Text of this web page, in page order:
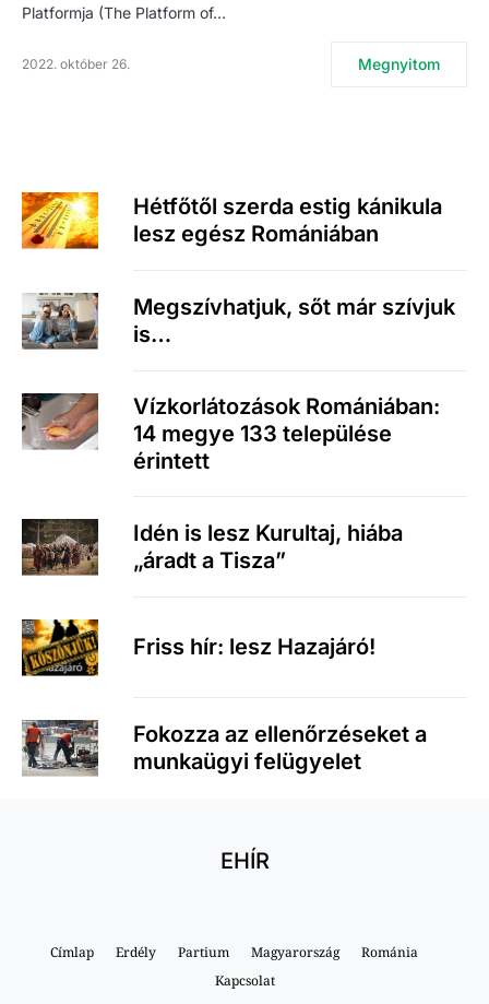
Platformja (The Platform of…
2022. október 26. Megnyitom
Hétfőtől szerda estig kánikula
lesz egész Romániában
Megszívhatjuk, sőt már szívjuk
is…
Vízkorlátozások Romániában:
14 megye 133 települése
érintett
Idén is lesz Kurultaj, hiába
„áradt a Tisza”
Friss hír: lesz Hazajáró!
Fokozza az ellenőrzéseket a
munkaügyi felügyelet
EHÍR
Címlap Erdély Partium Magyarország
Románia
Kapcsolat